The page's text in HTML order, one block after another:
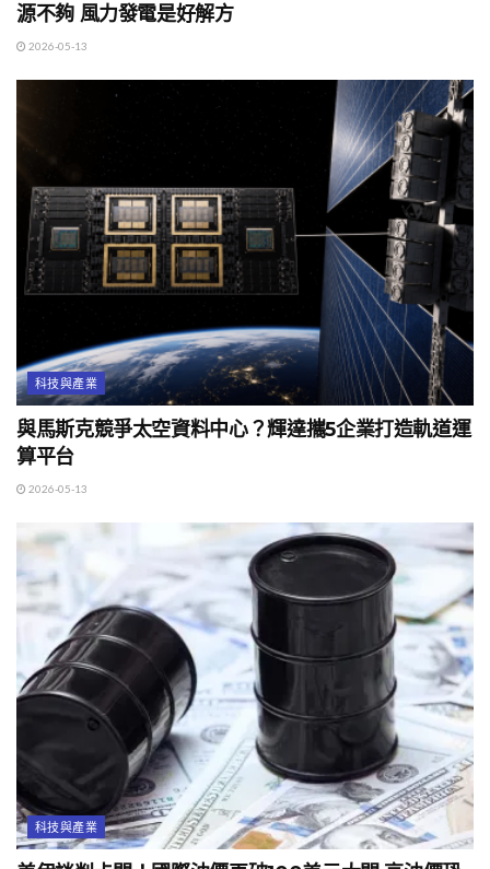
源不夠 風力發電是好解方
2026-05-13
科技與產業
與馬斯克競爭太空資料中心？輝達攜5企業打造軌道運
算平台
2026-05-13
科技與產業